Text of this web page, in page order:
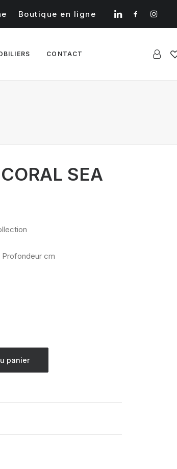
Boutique en ligne
CONTACT
SEA
Profondeur cm
panier